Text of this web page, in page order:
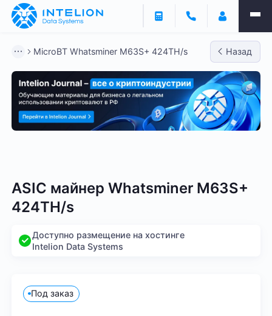
MicroBT Whatsminer M63S+ 424TH/s Назад
ASIC майнер Whatsminer M63S+
424TH/s
Доступно размещение на хостинге
Intelion Data Systems
Под заказ